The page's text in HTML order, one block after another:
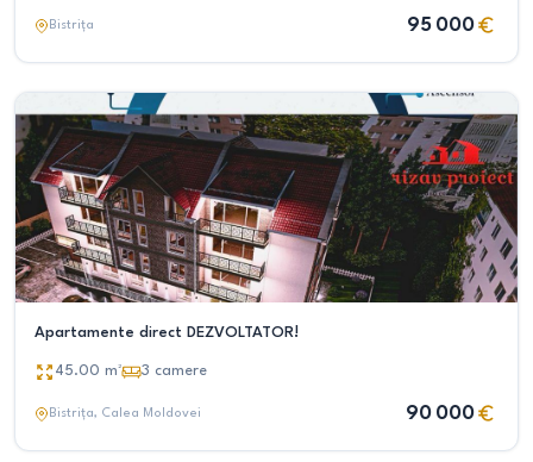
Bistrița 95 000
Apartamente direct DEZVOLTATOR!
45.00 m² 3 camere
Bistrița, Calea Moldovei 90 000